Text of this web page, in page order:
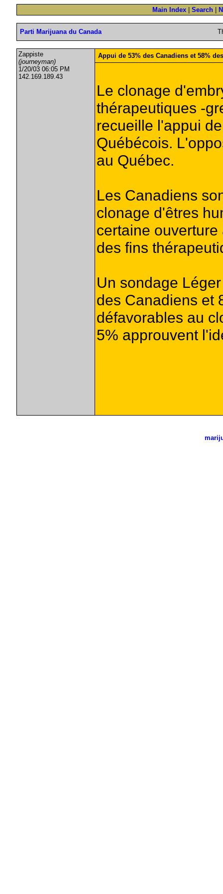
Main Index Search
Parti Marijuana du Canada
Zappiste
(journeyman)
1/20/03 06:05 PM
142.169.189.43
Appui de 53% des Canadiens et 58%
Le clonage
thérapeutiques -
recueille l'appui
Québécois.
au Québec.
Les Canadiens
clonage d'êtres
certaine
des fins
Un sondage
des Canadiens et
défavorables au
5% approuvent